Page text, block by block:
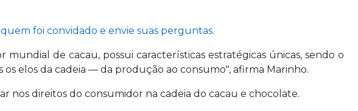
foi convidado e envie suas perguntas.
mundial de cacau, possui características estratégicas únicas, sendo o
elos da cadeia — da produção ao consumo", afirma Marinho.
nos direitos do consumidor na cadeia do cacau e chocolate.